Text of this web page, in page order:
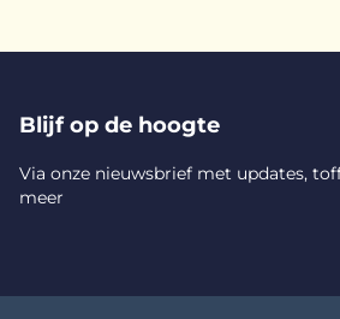
Blijf op de hoogte
Via onze nieuwsbrief met updates,
meer